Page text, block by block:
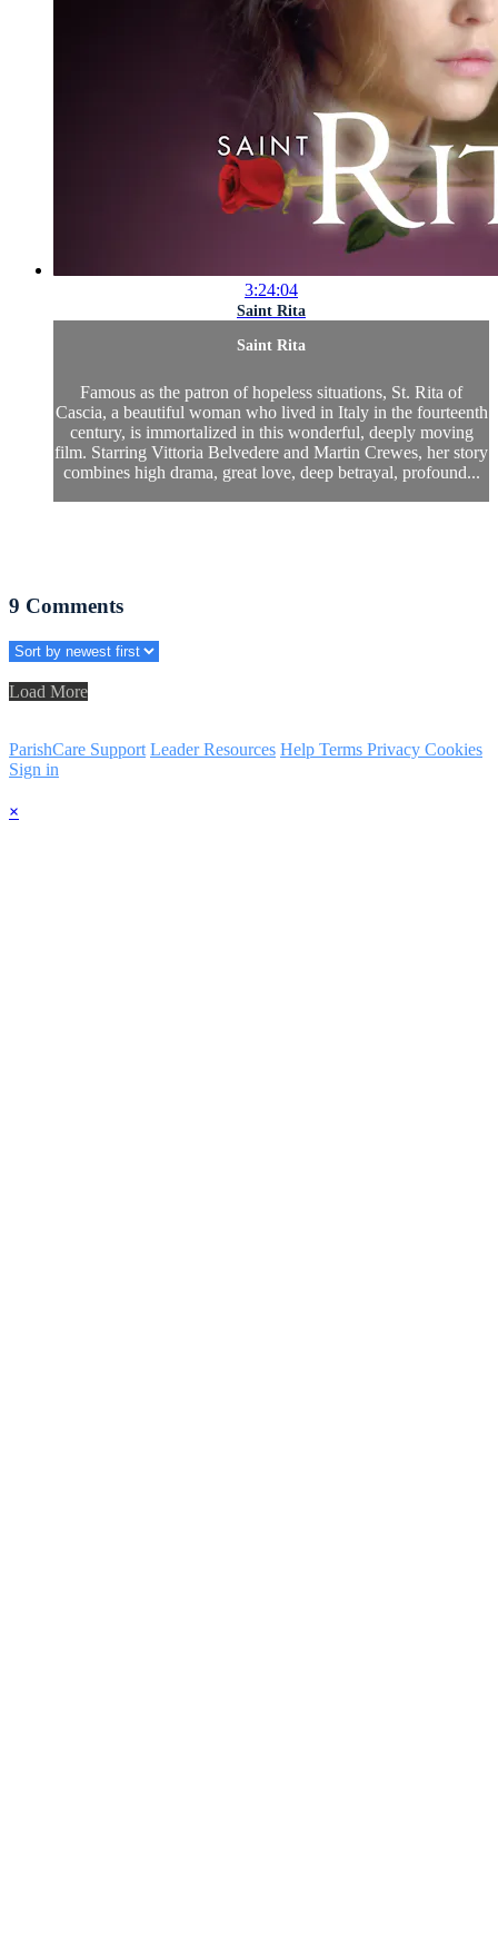
3:24:04
Saint Rita
Saint Rita
Famous as the patron of hopeless situations, St. Rita of
Cascia, a beautiful woman who lived in Italy in the fourteenth
century, is immortalized in this wonderful, deeply moving
film. Starring Vittoria Belvedere and Martin Crewes, her story
combines high drama, great love, deep betrayal, profound...
9 Comments
Load More
ParishCare Support Leader Resources Help Terms Privacy Cookies
Sign in
×